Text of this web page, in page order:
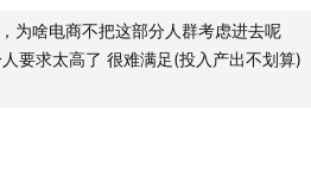
凳
为啥电商不把这部分人群考虑进去呢
要求太高了 很难满足(投入产出不划算)